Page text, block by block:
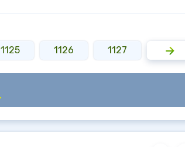
1125 1126 1127 1128